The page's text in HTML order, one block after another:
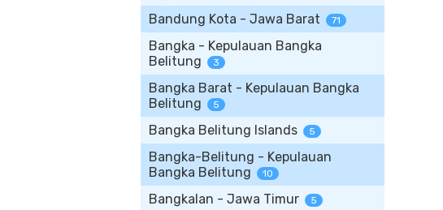
Bandung Kota - Jawa Barat 71
Bangka - Kepulauan Bangka
Belitung
3
Bangka Barat - Kepulauan Bangka
Belitung
5
Bangka Belitung Islands 5
Bangka-Belitung - Kepulauan
Bangka Belitung
10
Bangkalan - Jawa Timur 5